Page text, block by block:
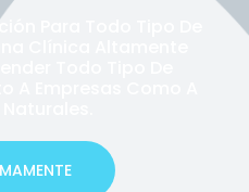
Para Todo Tipo De
Clínica Altamente
Todo Tipo De
A Empresas Como A